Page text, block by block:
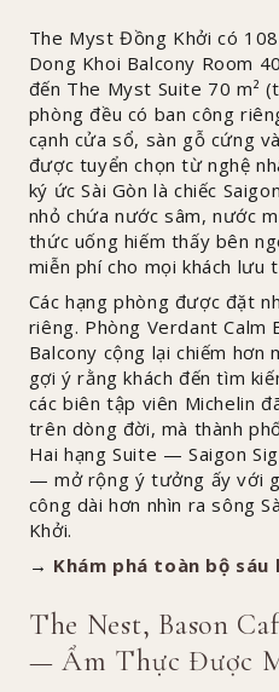
The Myst Đồng Khởi có
Dong Khoi Balcony Room
đến The Myst Suite 70 m²
phòng đều có ban công
cạnh cửa sổ, sàn gỗ cứng
được tuyển chọn từ nghệ
ký ức Sài Gòn là chiếc
nhỏ chứa nước sâm, nước
thức uống hiếm thấy bên
miễn phí cho mọi khách lưu
Các hạng phòng được đặt
riêng. Phòng Verdant Calm
Balcony cộng lại chiếm
gợi ý rằng khách đến tìm
các biên tập viên Michelin
trên dòng đời, mà thành
Hai hạng Suite — Saigon
— mở rộng ý tưởng ấy với
công dài hơn nhìn ra sông
Khởi.
→ Khám phá toàn bộ sáu
The Nest, Bason
— Ẩm Thực Được